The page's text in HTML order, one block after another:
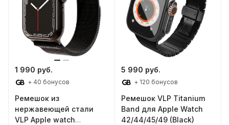
1 990 руб.
+ 40 бонусов
Ремешок из
нержавеющей стали
VLP Apple watch
5 990 руб.
+ 120 бонусов
Ремешок VLP Titanium
Band для Apple Watch
42/44/45/49 (Black)